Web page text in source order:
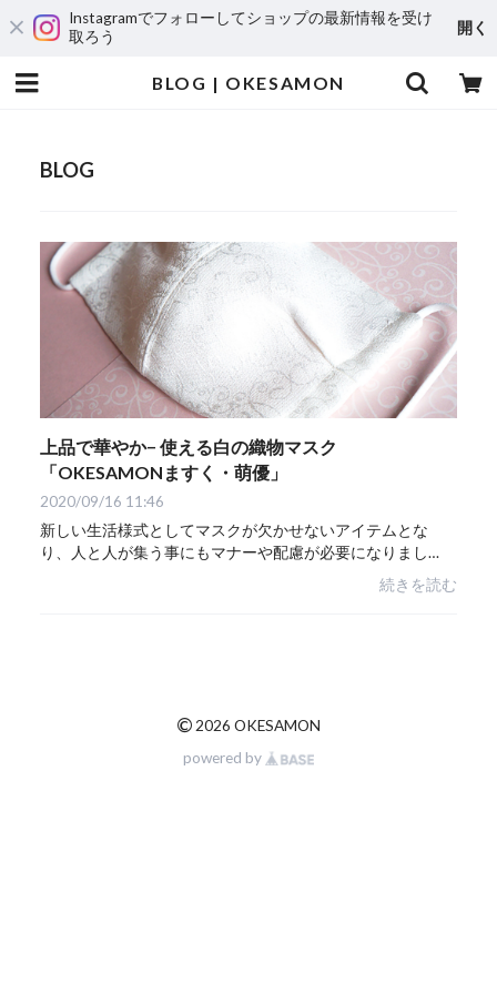
Instagramでフォローしてショップの最新情報を受け
取ろう
開く
BLOG | OKESAMON
BLOG
上品で華やか− 使える白の織物マスク
「OKESAMONますく・萌優」
2020/09/16 11:46
新しい生活様式としてマスクが欠かせないアイテムとな
り、人と人が集う事にもマナーや配慮が必要になりまし
た。このような状況でも、冠婚葬祭、お子様の成長を祝う
行事、入学式・卒業式、ご親戚や親友との集まり...
続きを読む
©2026 OKESAMON
powered by